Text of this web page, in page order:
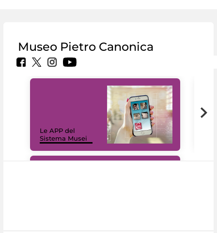
Museo Pietro Canonica
Le APP del
Sistema Musei